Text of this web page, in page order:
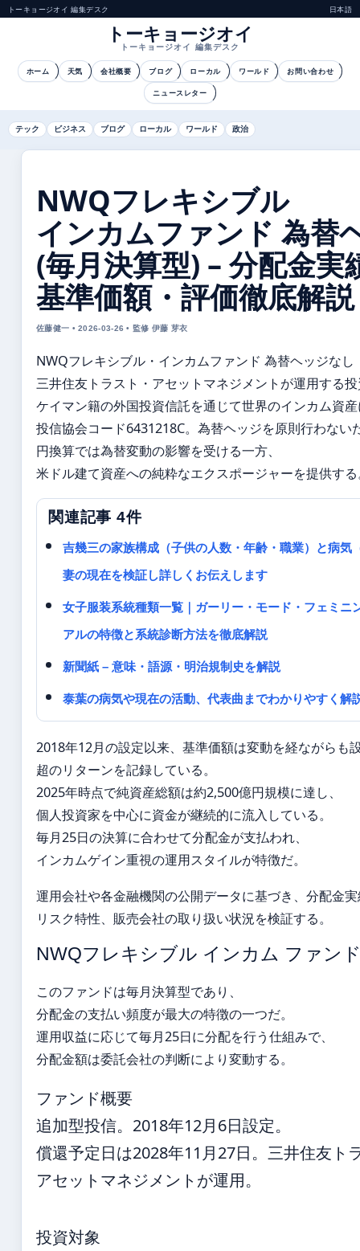
トーキョージオイ 編集デスク 日本語
トーキョージオイ
トーキョージオイ 編集デスク
ホーム 天気 会社概要 ブログ ローカル ワールド お問い合わせ
ニュースレター
テック ビジネス ブログ ローカル ワールド 政治
NWQフレキシブル
インカムファンド 為替
(毎月決算型) – 分配金実
基準価額・評価徹底解説
佐藤健一 • 2026-03-26 • 監修 伊藤 芽衣
NWQフレキシブル・インカムファンド 為替ヘッジな
三井住友トラスト・アセットマネジメントが運用する
ケイマン籍の外国投資信託を通じて世界のインカム資
投信協会コード6431218C。為替ヘッジを原則行わない
円換算では為替変動の影響を受ける一方、
米ドル建て資産への純粋なエクスポージャーを提供す
関連記事 4件
吉幾三の家族構成（子供の人数・年齢・職業）と病気
妻の現在を検証し詳しくお伝えします
女子服装系統種類一覧｜ガーリー・モード・フェミニ
アルの特徴と系統診断方法を徹底解説
新聞紙 – 意味・語源・明治規制史を解説
泰葉の病気や現在の活動、代表曲までわかりやすく解
2018年12月の設定以来、基準価額は変動を経ながらも
超のリターンを記録している。
2025年時点で純資産総額は約2,500億円規模に達し、
個人投資家を中心に資金が継続的に流入している。
毎月25日の決算に合わせて分配金が支払われ、
インカムゲイン重視の運用スタイルが特徴だ。
運用会社や各金融機関の公開データに基づき、分配金
リスク特性、販売会社の取り扱い状況を検証する。
NWQフレキシブル インカム ファン
このファンドは毎月決算型であり、
分配金の支払い頻度が最大の特徴の一つだ。
運用収益に応じて毎月25日に分配を行う仕組みで、
分配金額は委託会社の判断により変動する。
ファンド概要
追加型投信。2018年12月6日設定。
償還予定日は2028年11月27日。三井住友ト
アセットマネジメントが運用。
投資対象